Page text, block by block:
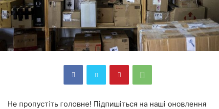
Не пропустіть головне! Підпишіться на наші оновлення